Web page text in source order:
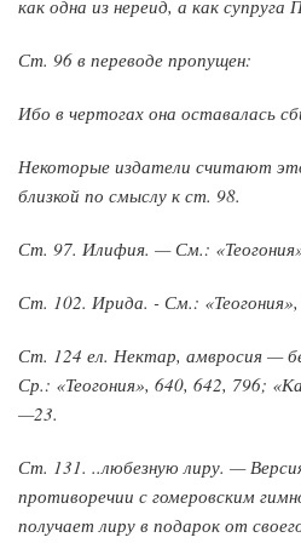
как одна из нереид, а как супруга
Ст. 96 в переводе пропущен:
Ибо в чертогах она оставалась
Некоторые издатели считают
близкой по смыслу к ст. 98.
Ст. 97. Илифия. — См.:
Ст. 102. Ирида. - См.: «Теогония»,
Ст. 124 ел. Нектар, амвросия —
Ср.: «Теогония», 640, 642, 796;
—23.
Ст. 131. ..любезную лиру. —
противоречии с гомеровским
получает лиру в подарок от